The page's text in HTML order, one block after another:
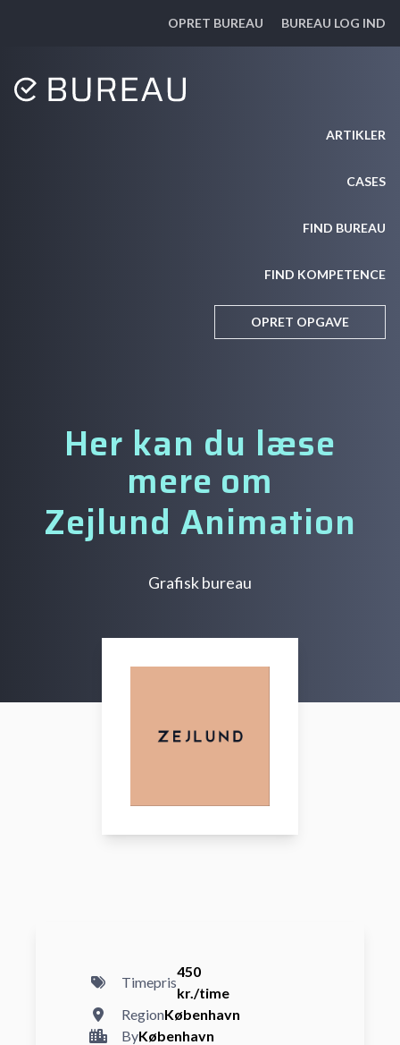
OPRET BUREAU BUREAU LOG IND
ARTIKLER
CASES
FIND BUREAU
FIND KOMPETENCE
OPRET OPGAVE
Her kan du læse
mere om
Zejlund Animation
Grafisk bureau
Timepris
450
kr./time
RegionKøbenhavn
ByKøbenhavn